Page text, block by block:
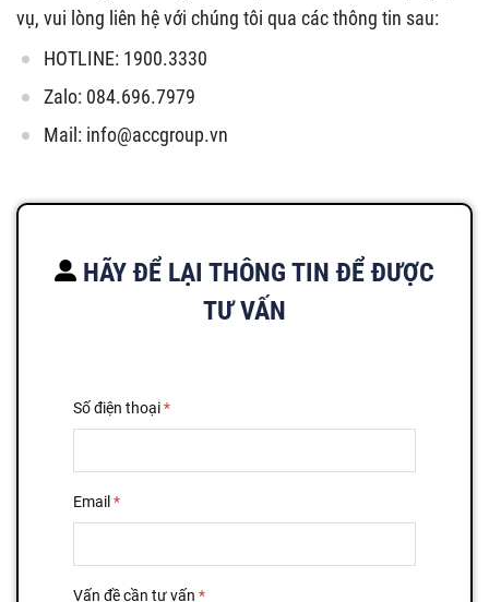
vụ, vui lòng liên hệ với chúng tôi qua các thông tin sau:
HOTLINE: 1900.3330
Zalo: 084.696.7979
Mail: info@accgroup.vn
HÃY ĐỂ LẠI THÔNG TIN ĐỂ ĐƯỢC
TƯ VẤN